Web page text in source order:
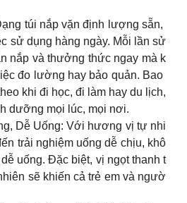
túi nắp vặn định lượng sẵn,
sử dụng hàng ngày. Mỗi lần sử
nắp và thưởng thức ngay mà k
đo lường hay bảo quản. Bao
khi đi học, đi làm hay du lịch,
dưỡng mọi lúc, mọi nơi.
Dễ Uống: Với hương vị tự nhi
trải nghiệm uống dễ chịu, khô
uống. Đặc biệt, vị ngọt thanh t
sẽ khiến cả trẻ em và ngườ